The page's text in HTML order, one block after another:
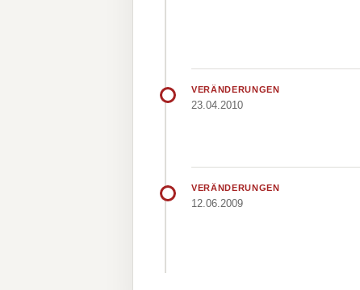
VERÄNDERUNGEN
23.04.2010
VERÄNDERUNGEN
12.06.2009